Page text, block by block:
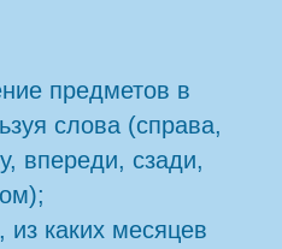
предметов в
слова (справа,
впереди, сзади,
из каких месяцев